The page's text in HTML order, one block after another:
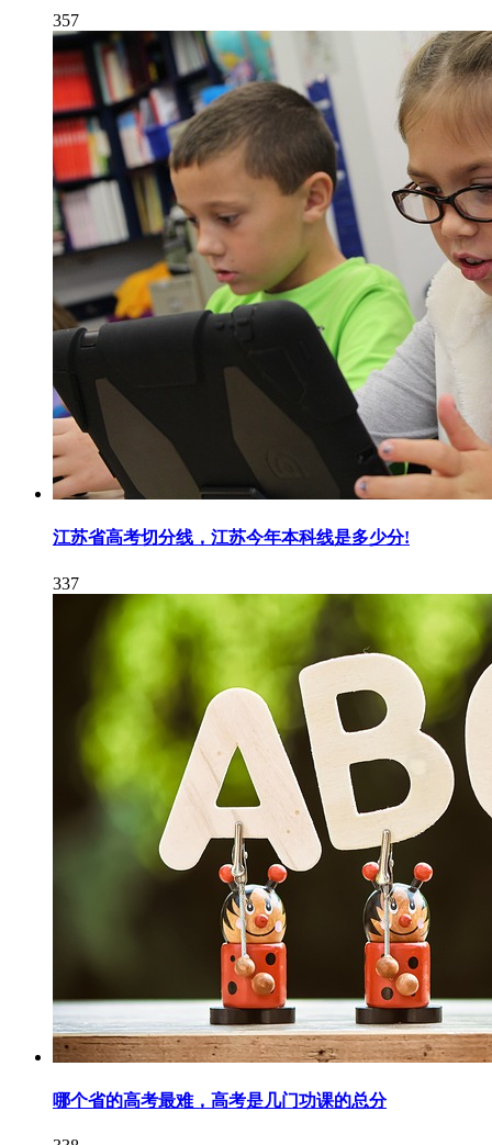
357
江苏省高考切分线，江苏今年本科线是多少分!
337
哪个省的高考最难，高考是几门功课的总分